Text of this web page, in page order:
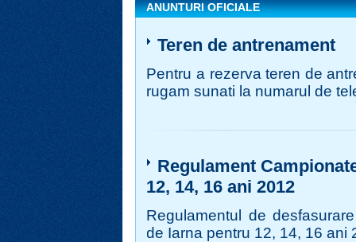
ANUNTURI OFICIALE
Teren de antrenament
Pentru a rezerva teren de
rugam sunati la numarul de
Regulament
12, 14, 16 ani 2012
Regulamentul de
de Iarna pentru 12, 14, 16